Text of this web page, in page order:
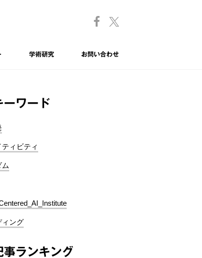
学術研究 お問い合わせ
ーワード
ィビティ
ィング
事ランキング